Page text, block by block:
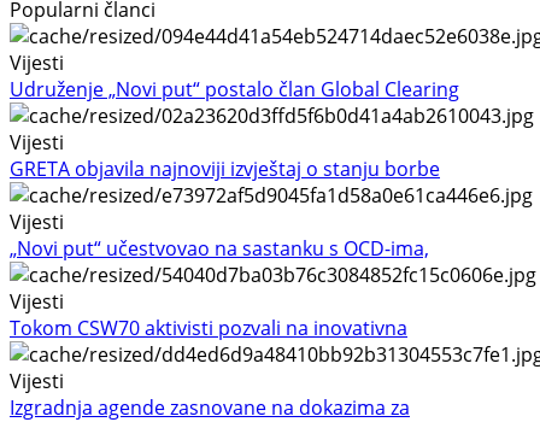
Popularni članci
Vijesti
Udruženje „Novi put“ postalo član Global Clearing
Vijesti
GRETA objavila najnoviji izvještaj o stanju borbe
Vijesti
„Novi put“ učestvovao na sastanku s OCD-ima,
Vijesti
Tokom CSW70 aktivisti pozvali na inovativna
Vijesti
Izgradnja agende zasnovane na dokazima za